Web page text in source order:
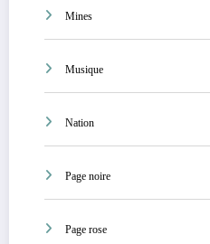
Mines
Musique
Nation
Page noire
Page rose